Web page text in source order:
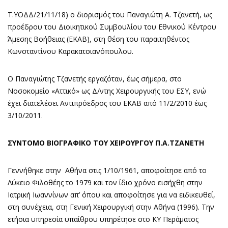
Τ.ΥΟΔΔ/21/11/18) ο διορισμός του Παναγιώτη Α. Τζανετή, ως
προέδρου του Διοικητικού Συμβουλίου του Εθνικού Κέντρου
Άμεσης Βοήθειας (ΕΚΑΒ), στη θέση του παραιτηθέντος
Κωνσταντίνου Καρακατσιανόπουλου.
Ο Παναγιώτης Τζανετής εργαζόταν, έως σήμερα, στο
Νοσοκομείο «Αττικό» ως Δ/ντης Χειρουργικής του ΕΣΥ, ενώ
έχει διατελέσει Αντιπρόεδρος του ΕΚΑΒ από 11/2/2010 έως
3/10/2011.
ΣΥΝΤΟΜΟ ΒΙΟΓΡΑΦΙΚΟ ΤΟΥ ΧΕΙΡΟΥΡΓΟΥ Π.Α.ΤΖΑΝΕΤΗ
Γεννήθηκε στην Αθήνα στις 1/10/1961, αποφοίτησε από το
Λύκειο Φιλοθέης το 1979 και τον ίδιο χρόνο εισήχθη στην
Ιατρική Ιωαννίνων απ’ όπου και αποφοίτησε για να ειδικευθεί,
στη συνέχεια, στη Γενική Xειρουργική στην Αθήνα (1996). Την
ετήσια υπηρεσία υπαίθρου υπηρέτησε στο ΚΥ Περάματος